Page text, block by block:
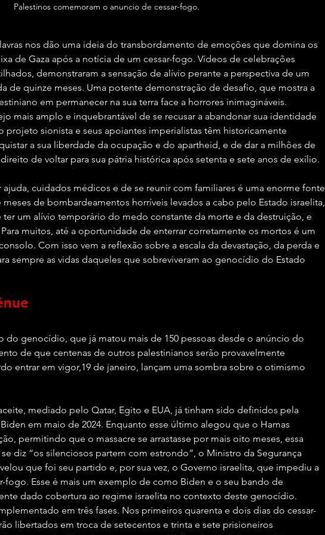
Palestinos comemoram o anuncio de cessar-fogo.
nos dão uma ideia do transbordamento de emoções que domina os
de Gaza após a notícia de um cessar-fogo. Vídeos de celebrações
demonstraram a sensação de alívio perante a perspectiva de um
de quinze meses. Uma potente demonstração de desafio, que mostra a
em permanecer na sua terra face a horrores inimagináveis.
mais amplo e inquebrantável de se recusar a abandonar sua identidade
projeto sionista e seus apoiantes imperialistas têm historicamente
a sua liberdade da ocupação e do apartheid, e de dar a milhões de
de voltar para sua pátria histórica após setenta e sete anos de exílio.
cuidados médicos e de se reunir com familiares é uma enorme fonte
de bombardeamentos horríveis levados a cabo pelo Estado israelita,
ter um alívio temporário do medo constante da morte e da destruição, e
muitos, até a oportunidade de enterrar corretamente os mortos é um
Com isso vem a reflexão sobre a escala da devastação, da perda e
sempre as vidas daqueles que sobreviveram ao genocídio do Estado
do genocídio, que já matou mais de 150 pessoas desde o anúncio do
de que centenas de outros palestinianos serão provavelmente
entrar em vigor,19 de janeiro, lançam uma sombra sobre o otimismo
mediado pelo Qatar, Egito e EUA, já tinham sido definidos pela
em maio de 2024. Enquanto esse último alegou que o Hamas
permitindo que o massacre se arrastasse por mais oito meses, essa
diz “os silenciosos partem com estrondo”, o Ministro da Segurança
que foi seu partido e, por sua vez, o Governo israelita, que impediu a
fogo. Esse é mais um exemplo de como Biden e o seu bando de
dado cobertura ao regime israelita no contexto deste genocídio.
em três fases. Nos primeiros quarenta e dois dias do cessar-
libertados em troca de setecentos e trinta e sete prisioneiros